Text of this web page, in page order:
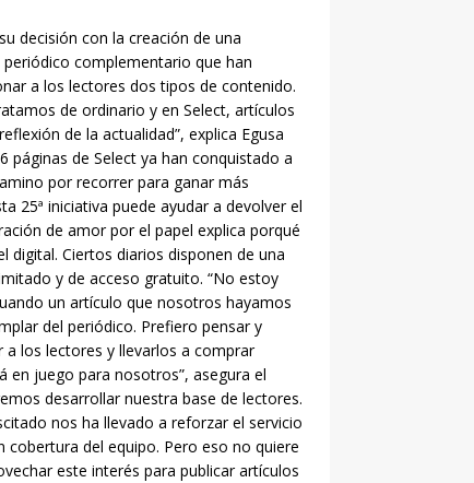
decisión con la creación de una
complementario que han
a los lectores dos tipos de contenido.
de ordinario y en Select, artículos
de la actualidad”, explica Egusa
páginas de Select ya han conquistado a
por recorrer para ganar más
25ª iniciativa puede ayudar a devolver el
de amor por el papel explica porqué
digital. Ciertos diarios disponen de una
y de acceso gratuito. “No estoy
un artículo que nosotros hayamos
del periódico. Prefiero pensar y
los lectores y llevarlos a comprar
en juego para nosotros”, asegura el
desarrollar nuestra base de lectores.
nos ha llevado a reforzar el servicio
del equipo. Pero eso no quiere
este interés para publicar artículos